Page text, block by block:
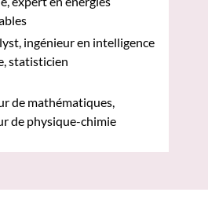
ingénieur en intelligence
statisticien
de mathématiques,
de physique-chimie